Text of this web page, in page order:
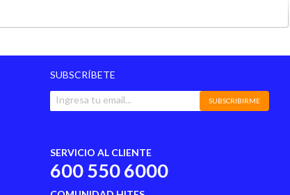
Politica_y_ciencias_sociales
SUBSCRÍBETE
SUBSCRIBIRME
SERVICIO AL CLIENTE
600 550 6000